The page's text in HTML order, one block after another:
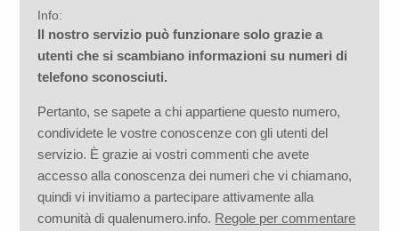
Info:
Il nostro servizio può funzionare solo grazie a
utenti che si scambiano informazioni su numeri di
telefono sconosciuti.
Pertanto, se sapete a chi appartiene questo numero,
condividete le vostre conoscenze con gli utenti del
servizio. È grazie ai vostri commenti che avete
accesso alla conoscenza dei numeri che vi chiamano,
quindi vi invitiamo a partecipare attivamente alla
comunità di qualenumero.info. Regole per commentare